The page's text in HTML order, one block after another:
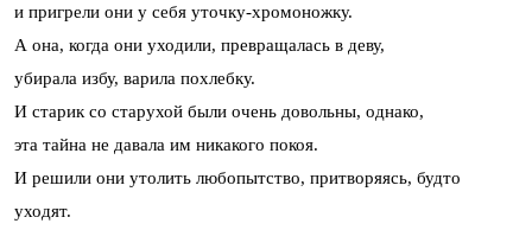
и пригрели они у себя уточку-хромоножку.
А она, когда они уходили, превращалась в деву,
убирала избу, варила похлебку.
И старик со старухой были очень довольны, однако,
эта тайна не давала им никакого покоя.
И решили они утолить любопытство, притворяясь, будто
уходят.